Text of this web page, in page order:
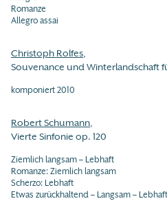
Romanze
Allegro assai
Christoph Rolfes,
Souvenance und Winterlandschaft
komponiert 2010
Robert Schumann,
Vierte Sinfonie op. 120
Ziemlich langsam – Lebhaft
Romanze: Ziemlich langsam
Scherzo: Lebhaft
Etwas zurückhaltend – Langsam –